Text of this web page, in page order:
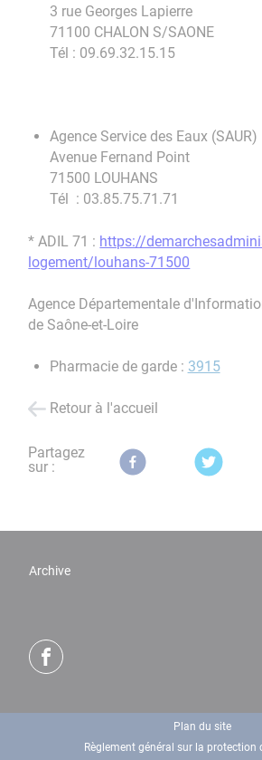
3 rue Georges Lapierre
71100 CHALON S/SAONE
Tél : 09.69.32.15.15
Agence Service des Eaux (SAUR)
Avenue Fernand Point
71500 LOUHANS
Tél : 03.85.75.71.71
* ADIL 71 : https://
logement/louhans-71500
Agence Départementale
de Saône-et-Loire
Pharmacie de garde : 3915
Retour à l'accueil
Partagez
sur :
Archive
Plan du site
Règlement général sur la protection